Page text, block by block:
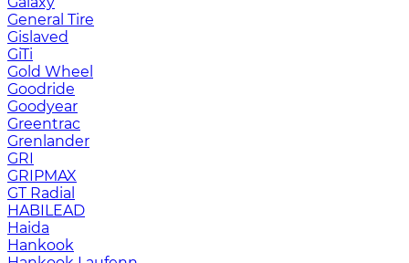
General Tire
Gislaved
GiTi
Gold Wheel
Goodride
Goodyear
Greentrac
Grenlander
GRI
GRIPMAX
GT Radial
HABILEAD
Haida
Hankook